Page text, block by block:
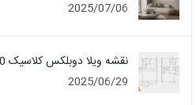
2025/07/06
نقشه ویلا دوبلکس کلاسیک 250 متری (حرفه‌ای)
2025/06/29